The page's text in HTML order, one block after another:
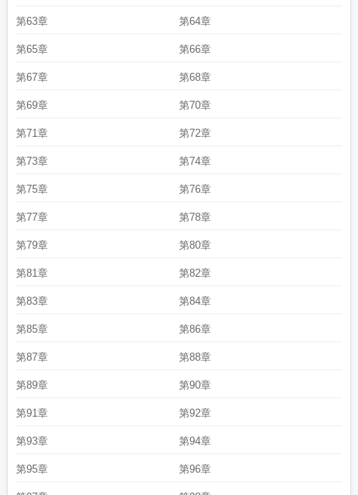
第63章 第64章
第65章 第66章
第67章 第68章
第69章 第70章
第71章 第72章
第73章 第74章
第75章 第76章
第77章 第78章
第79章 第80章
第81章 第82章
第83章 第84章
第85章 第86章
第87章 第88章
第89章 第90章
第91章 第92章
第93章 第94章
第95章 第96章